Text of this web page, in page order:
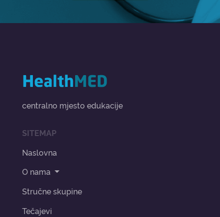
centralno mjesto edukacije
SITEMAP
Naslovna
O nama
Stručne skupine
Tečajevi